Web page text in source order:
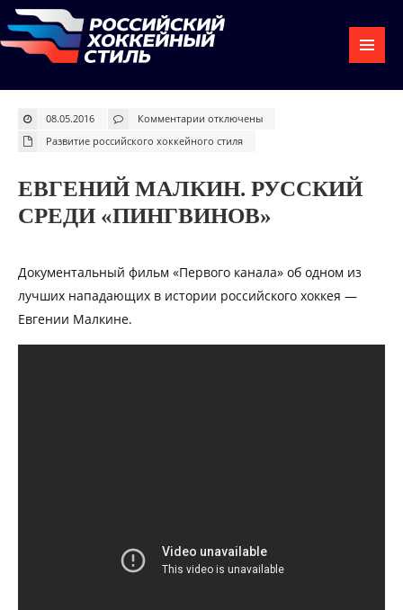
08.05.2016 Комментарии к
Eвгений
Малкин.
отключены
Развитие российского хоккейного стиля
EВГЕНИЙ МАЛКИН. РУССКИЙ
СРЕДИ «ПИНГВИНОВ»
Документальный фильм «Первого канала» об одном из
лучших нападающих в истории российского хоккея —
Евгении Малкине.